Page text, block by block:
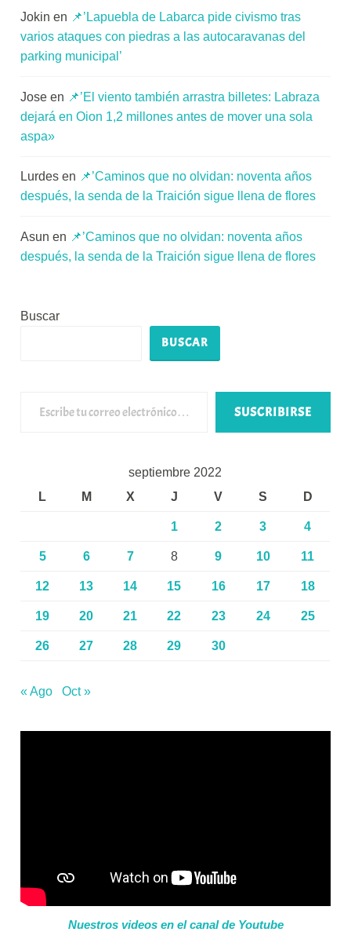
Jokin en 📌’Lapuebla de Labarca pide civismo tras
varios ataques con piedras a las autocaravanas del
parking municipal’
Jose en 📌’El viento también arrastra billetes: Labraza
dejará en Oion 1,2 millones antes de mover una sola
aspa»
Lurdes en 📌’Caminos que no olvidan: noventa años
después, la senda de la Traición sigue llena de flores
Asun en 📌’Caminos que no olvidan: noventa años
después, la senda de la Traición sigue llena de flores
Buscar
BUSCAR
SUSCRIBIRSE
septiembre 2022
L
M X J V S D
1 2 3 4
5 6 7 8 9 10 11
12 13 14 15 16 17 18
19 20 21 22 23 24 25
26 27 28 29 30
« Ago Oct »
Nuestros videos en el canal de Youtube